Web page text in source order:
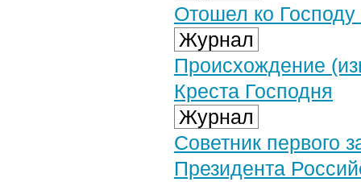
Отошел ко
Журнал
Происхождение
Креста Господня
Журнал
Советник первого
Президента